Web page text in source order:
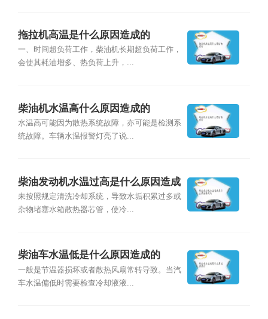
拖拉机高温是什么原因造成的
一、时间超负荷工作，柴油机长期超负荷工作，
会使其耗油增多、热负荷上升，...
柴油机水温高什么原因造成的
水温高可能因为散热系统故障，亦可能是检测系
统故障。车辆水温报警灯亮了说...
柴油发动机水温过高是什么原因造成
的
未按照规定清洗冷却系统，导致水垢积累过多或
杂物堵塞水箱散热器芯管，使冷...
柴油车水温低是什么原因造成的
一般是节温器损坏或者散热风扇常转导致。当汽
车水温偏低时需要检查冷却液液...